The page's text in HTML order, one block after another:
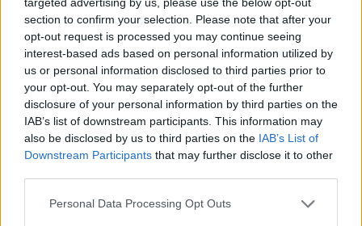
section to confirm your selection. Please note that after your
opt-out request is processed you may continue seeing
interest-based ads based on personal information utilized by
us or personal information disclosed to third parties prior to
your opt-out. You may separately opt-out of the further
disclosure of your personal information by third parties on the
IAB’s list of downstream participants. This information may
also be disclosed by us to third parties on the IAB’s List of
Downstream Participants that may further disclose it to other
Personal Data Processing Opt Outs
Nom